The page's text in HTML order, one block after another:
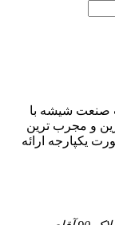
صنعت شیشه با
و مجرب ترین
یکپارجه ارائه